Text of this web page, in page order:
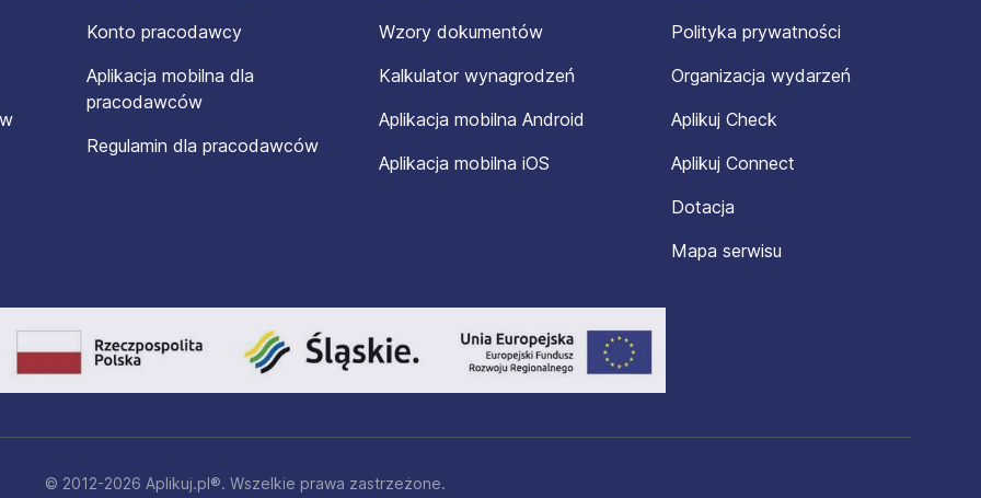
Konto pracodawcy
Aplikacja mobilna dla
pracodawców
Regulamin dla pracodawców
Wzory dokumentów
Kalkulator wynagrodzeń
Aplikacja mobilna Android
Aplikacja mobilna iOS
Polityka prywatności
Organizacja wydarzeń
Aplikuj Check
Aplikuj Connect
Dotacja
Mapa serwisu
© 2012-2026 Aplikuj.pl®. Wszelkie prawa zastrzeżone.